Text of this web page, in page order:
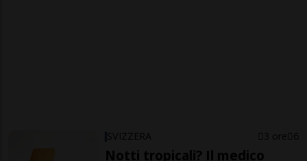
SVIZZERA 3 ore 6
Notti tropicali? Il medico